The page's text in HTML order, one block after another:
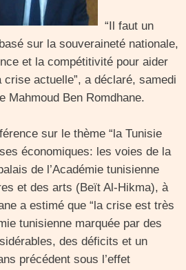
“Il faut un
sur la souveraineté nationale,
et la compétitivité pour aider
actuelle”, a déclaré, samedi
Mahmoud Ben Romdhane.
sur le thème “la Tunisie
économiques: les voies de la
de l’Académie tunisienne
et des arts (Beït Al-Hikma), à
a estimé que “la crise est très
tunisienne marquée par des
des déficits et un
précédent sous l’effet